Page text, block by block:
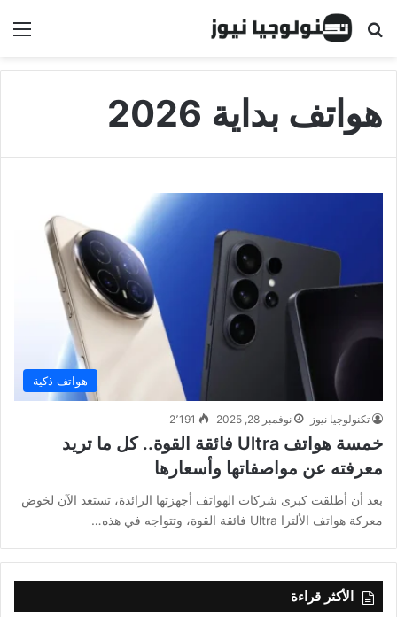
البحث عن
هواتف بداية 2026
هواتف ذكية
تكنولوجيا نيوز نوفمبر 28, 2025 2٬191
خمسة هواتف Ultra فائقة القوة.. كل ما تريد
معرفته عن مواصفاتها وأسعارها
بعد أن أطلقت كبرى شركات الهواتف أجهزتها الرائدة، تستعد الآن لخوض
معركة هواتف الألترا Ultra فائقة القوة، وتتواجه في هذه…
الأكثر قراءة